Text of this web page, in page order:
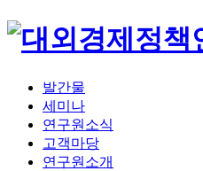
발간물
세미나
연구원소식
고객마당
연구원소개